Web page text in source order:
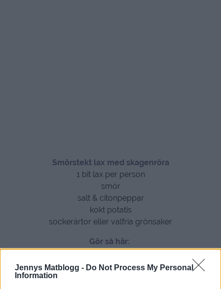
Jennys Matblogg - Do Not Process My Personal
Information
Smörstekt lax med skagenröra
1 bit lax per person
smör
salt & citonpeppar
kokt potatis
sockerärtor eller valfria grönsaker
Gör så här:
till servering.
Skala och koka potatis, hetta upp en stekpanna med